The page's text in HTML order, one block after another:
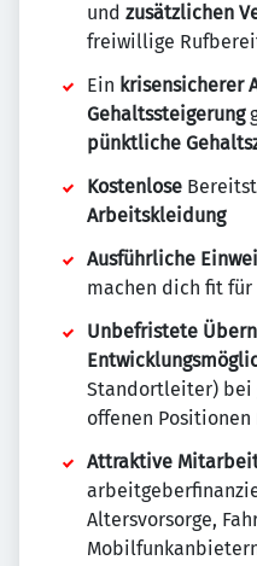
und zusätzlichen
freiwillige
Ein krisensicherer
Gehaltssteigerung
pünktliche
Kostenlose
Arbeitskleidung
Ausführliche
machen dich fit
Unbefristete
Standortleiter) bei
offenen Positionen
Attraktive
Altersvorsorge,